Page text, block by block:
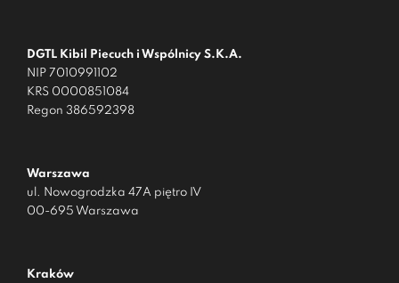
DGTL Kibil Piecuch i Wspólnicy S.K.A.
NIP 7010991102
KRS 0000851084
Regon 386592398
Warszawa
ul. Nowogrodzka 47A piętro IV
00-695 Warszawa
Kraków